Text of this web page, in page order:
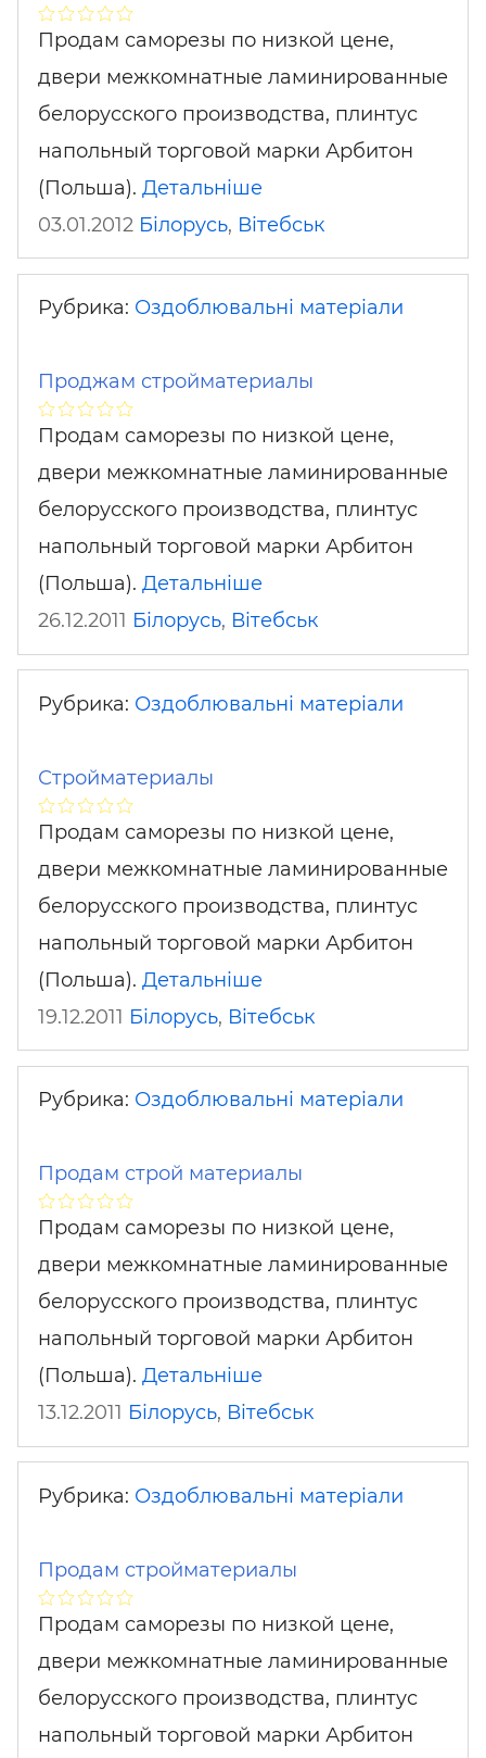
Продам саморезы по низкой цене,
двери межкомнатные ламинированные
белорусского производства, плинтус
напольный торговой марки Арбитон
(Польша). Детальніше
03.01.2012 Білорусь, Вітебськ
Рубрика: Оздоблювальні матеріали
Проджам стройматериалы
Продам саморезы по низкой цене,
двери межкомнатные ламинированные
белорусского производства, плинтус
напольный торговой марки Арбитон
(Польша). Детальніше
26.12.2011 Білорусь, Вітебськ
Рубрика: Оздоблювальні матеріали
Стройматериалы
Продам саморезы по низкой цене,
двери межкомнатные ламинированные
белорусского производства, плинтус
напольный торговой марки Арбитон
(Польша). Детальніше
19.12.2011 Білорусь, Вітебськ
Рубрика: Оздоблювальні матеріали
Продам строй материалы
Продам саморезы по низкой цене,
двери межкомнатные ламинированные
белорусского производства, плинтус
напольный торговой марки Арбитон
(Польша). Детальніше
13.12.2011 Білорусь, Вітебськ
Рубрика: Оздоблювальні матеріали
Продам стройматериалы
Продам саморезы по низкой цене,
двери межкомнатные ламинированные
белорусского производства, плинтус
напольный торговой марки Арбитон